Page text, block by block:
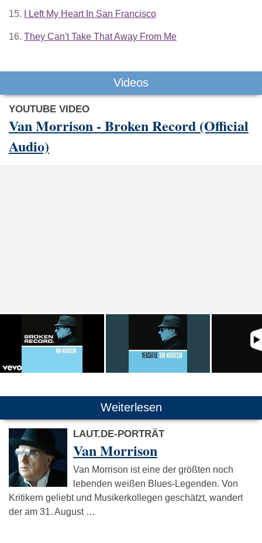
15. I Left My Heart In San Francisco
16. They Can't Take That Away From Me
Videos
YOUTUBE VIDEO
Van Morrison - Broken Record (Official
Audio)
Weiterlesen
LAUT.DE-PORTRÄT
Van Morrison
Van Morrison ist eine der größten noch
lebenden weißen Blues-Legenden. Von
Kritikern geliebt und Musikerkollegen geschätzt, wandert
der am 31. August …